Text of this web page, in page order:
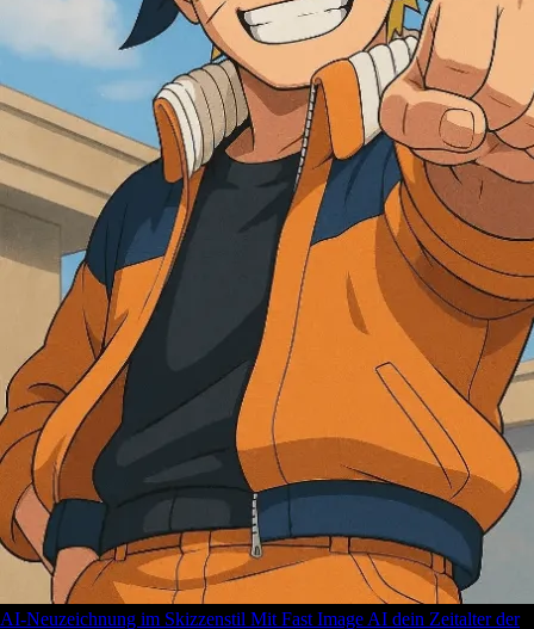
AI-Neuzeichnung im Skizzenstil Mit Fast Image AI dein Zeitalter der